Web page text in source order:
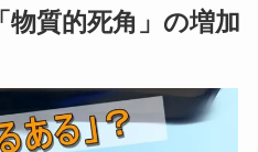
質的死角」の増加